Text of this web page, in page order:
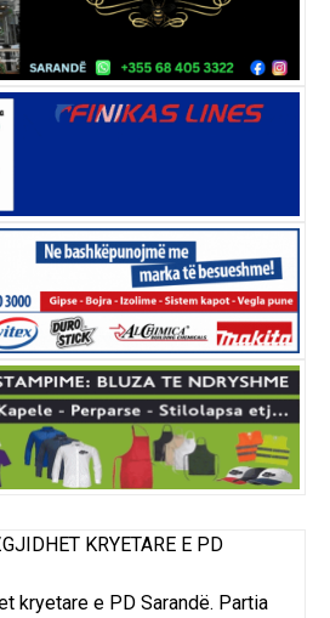
KRYETARE E PD
kryetare e PD Sarandë. Partia